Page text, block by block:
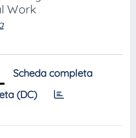
Work
Scheda completa
(DC)